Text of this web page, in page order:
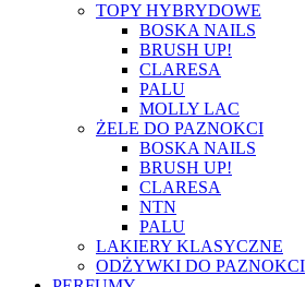
TOPY HYBRYDOWE
BOSKA NAILS
BRUSH UP!
CLARESA
PALU
MOLLY LAC
ŻELE DO PAZNOKCI
BOSKA NAILS
BRUSH UP!
CLARESA
NTN
PALU
LAKIERY KLASYCZNE
ODŻYWKI DO PAZNOKCI